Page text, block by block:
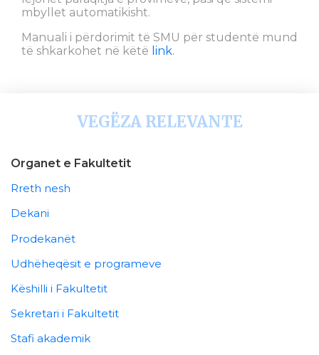
mbyllet automatikisht.
Manuali i përdorimit të SMU për studentë mund
të shkarkohet në këtë link.
VEGËZA RELEVANTE
Organet e Fakultetit
Rreth nesh
Dekani
Prodekanët
Udhëheqësit e programeve
Këshilli i Fakultetit
Sekretari i Fakultetit
Stafi akademik